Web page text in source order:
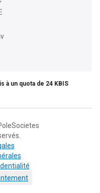
à un quota de 24 KBIS